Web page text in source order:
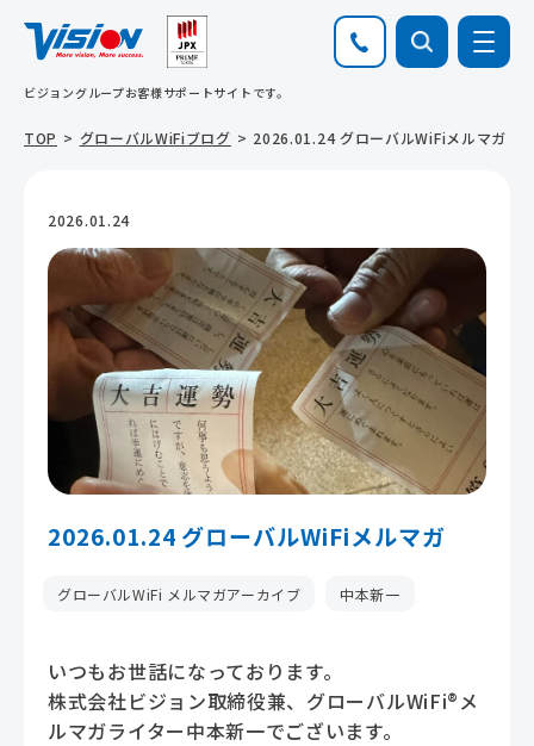
ビジョングループお客様サポートサイトです。
TOP グローバルWiFiブログ 2026.01.24 グローバルWiFiメルマガ
2026.01.24
2026.01.24 グローバルWiFiメルマガ
グローバルWiFi メルマガアーカイブ 中本新一
いつもお世話になっております。
株式会社ビジョン取締役兼、グローバルWiFi®メ
ルマガライター中本新一でございます。